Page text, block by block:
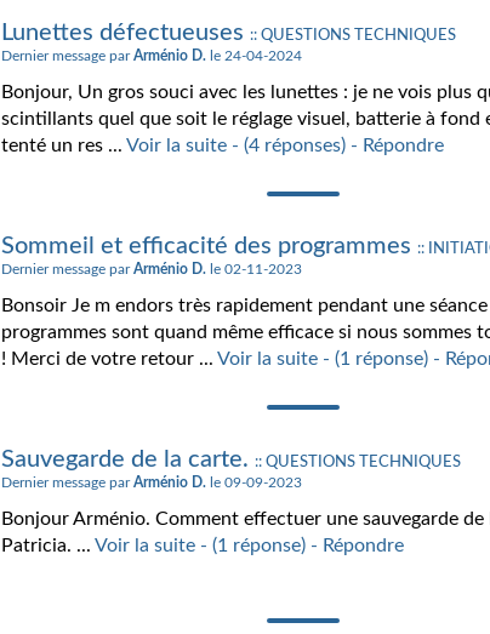
Lunettes défectueuses :: QUESTIONS TECHNIQUES
Dernier message parArménio D. le 24-04-2024
Bonjour, Un gros souci avec les lunettes : je ne vois plus
scintillants quel que soit le réglage visuel, batterie à fond
tenté un res ...Voir la suite - (4 réponses) - Répondre
Sommeil et efficacité des programmes ::
Dernier message parArménio D. le 02-11-2023
Bonsoir Je m endors très rapidement pendant une
programmes sont quand même efficace si nous sommes
! Merci de votre retour ...Voir la suite - (1 réponse) -
Sauvegarde de la carte. :: QUESTIONS TECHNIQUES
Dernier message parArménio D. le 09-09-2023
Bonjour Arménio. Comment effectuer une sauvegarde
Patricia. ...Voir la suite - (1 réponse) - Répondre